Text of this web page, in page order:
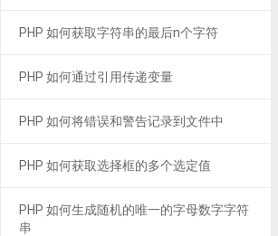
PHP 如何获取字符串的最后n个字符
PHP 如何通过引用传递变量
PHP 如何将错误和警告记录到文件中
PHP 如何获取选择框的多个选定值
PHP 如何生成随机的唯一的字母数字字符
串